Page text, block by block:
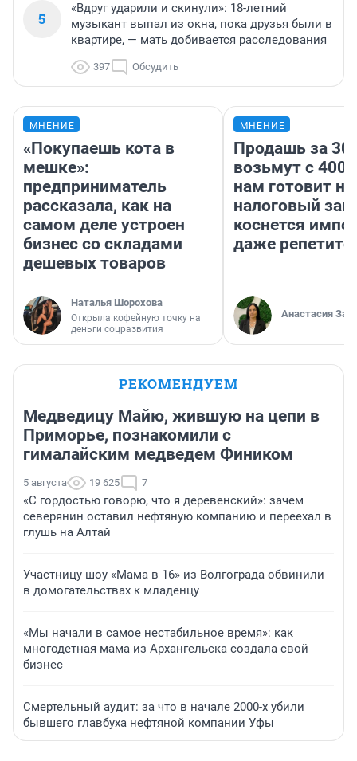
5
«Вдруг ударили и скинули»: 18-летний
музыкант выпал из окна, пока друзья были в
квартире, — мать добивается расследования
397 Обсудить
МНЕНИЕ
«Покупаешь кота в
мешке»:
предприниматель
рассказала, как на
самом деле устроен
бизнес со складами
дешевых товаров
Наталья Шорохова
Открыла кофейную точку на
деньги соцразвития
МНЕНИЕ
Продашь за
возьмут с
нам готовит
налоговый
коснется
даже
Анастасия
РЕКОМЕНДУЕМ
Медведицу Майю, жившую на цепи в
Приморье, познакомили с
гималайским медведем Фиником
5 августа 19 625 7
«С гордостью говорю, что я деревенский»: зачем
северянин оставил нефтяную компанию и переехал в
глушь на Алтай
Участницу шоу «Мама в 16» из Волгограда обвинили
в домогательствах к младенцу
«Мы начали в самое нестабильное время»: как
многодетная мама из Архангельска создала свой
бизнес
Смертельный аудит: за что в начале 2000-х убили
бывшего главбуха нефтяной компании Уфы